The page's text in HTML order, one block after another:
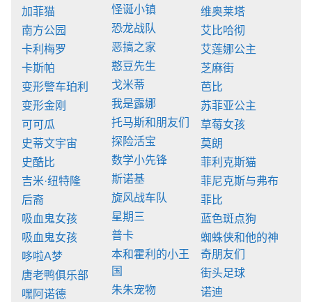
加菲猫
南方公园
卡利梅罗
卡斯帕
变形警车珀利
变形金刚
可可瓜
史蒂文宇宙
史酷比
吉米·纽特隆
后裔
吸血鬼女孩
吸血鬼女孩
哆啦A梦
唐老鸭俱乐部
嘿阿诺德
怪诞小镇
恐龙战队
恶搞之家
憨豆先生
戈米蒂
我是露娜
托马斯和朋友们
探险活宝
数学小先锋
斯诺基
旋风战车队
星期三
普卡
本和霍利的小王
国
朱朱宠物
维奥莱塔
艾比哈彻
艾莲娜公主
芝麻街
芭比
苏菲亚公主
草莓女孩
莫朗
菲利克斯猫
菲尼克斯与弗布
菲比
蓝色斑点狗
蜘蛛侠和他的神
奇朋友们
街头足球
诺迪